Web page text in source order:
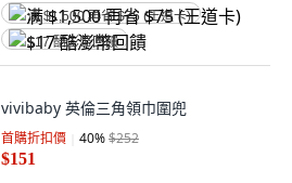
满 $1,500 再省 $75 (王道卡)
$17 酷澎幣回饋
vivibaby 英倫三角領巾圍兜
首購折扣價 40%$252
$151